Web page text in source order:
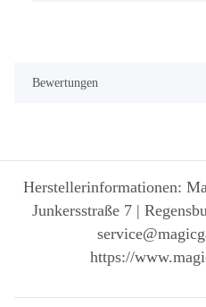
Bewertungen
Herstellerinformationen:
Junkersstraße 7 |
https://